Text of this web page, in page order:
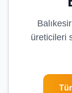
Balıkesir
üreticileri